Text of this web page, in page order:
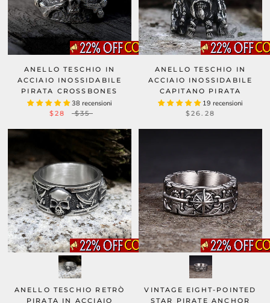
ANELLO TESCHIO IN
ACCIAIO INOSSIDABILE
PIRATA CROSSBONES
38 recensioni
$28 $35
ANELLO TESCHIO IN
ACCIAIO INOSSIDABILE
CAPITANO PIRATA
19 recensioni
$26.28
ANELLO TESCHIO RETRÒ
PIRATA IN ACCIAIO
VINTAGE EIGHT-POINTED
STAR PIRATE ANCHOR